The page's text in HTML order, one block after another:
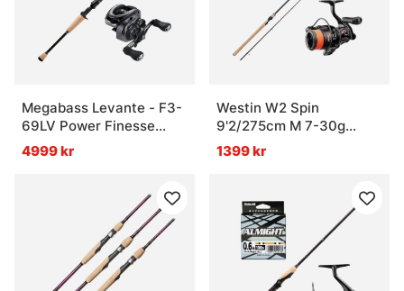
Megabass Levante - F3-
69LV Power Finesse
Combo
4999 kr
Westin W2 Spin
9'2/275cm M 7-30g
Combo
1399 kr